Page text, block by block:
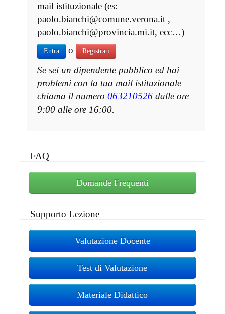
mail istituzionale (es:
paolo.bianchi@comune.verona.it ,
paolo.bianchi@provincia.mi.it, ecc…)
Entra o Registrati
Se sei un dipendente pubblico ed hai
problemi con la tua mail istituzionale
chiama il numero 063210526 dalle ore
9:00 alle ore 16:00.
FAQ
Domande Frequenti
Supporto Lezione
Valutazione Docente
Test di Valutazione
Materiale Didattico